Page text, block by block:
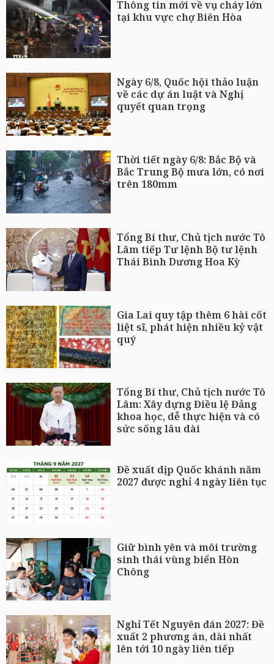
Thông tin mới về vụ cháy lớn
tại khu vực chợ Biên Hòa
Ngày 6/8, Quốc hội thảo luận
về các dự án luật và Nghị
quyết quan trọng
Thời tiết ngày 6/8: Bắc Bộ và
Bắc Trung Bộ mưa lớn, có nơi
trên 180mm
Tổng Bí thư, Chủ tịch nước Tô
Lâm tiếp Tư lệnh Bộ tư lệnh
Thái Bình Dương Hoa Kỳ
Gia Lai quy tập thêm 6 hài cốt
liệt sĩ, phát hiện nhiều kỷ vật
quý
Tổng Bí thư, Chủ tịch nước Tô
Lâm: Xây dựng Điều lệ Đảng
khoa học, dễ thực hiện và có
sức sống lâu dài
Đề xuất dịp Quốc khánh năm
2027 được nghỉ 4 ngày liên tục
Giữ bình yên và môi trường
sinh thái vùng biển Hòn
Chông
Nghỉ Tết Nguyên đán 2027: Đề
xuất 2 phương án, dài nhất
lên tới 10 ngày liên tiếp